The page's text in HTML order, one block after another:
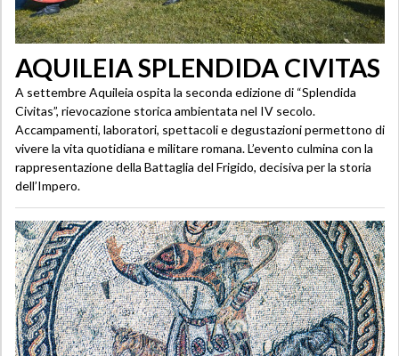
AQUILEIA SPLENDIDA CIVITAS
A settembre Aquileia ospita la seconda edizione di “Splendida
Civitas”, rievocazione storica ambientata nel IV secolo.
Accampamenti, laboratori, spettacoli e degustazioni permettono di
vivere la vita quotidiana e militare romana. L’evento culmina con la
rappresentazione della Battaglia del Frigido, decisiva per la storia
dell’Impero.